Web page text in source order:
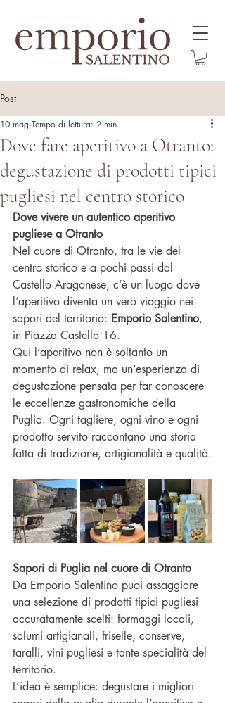
Post
Dove fare aperitivo a Otranto:
degustazione di prodotti tipici
pugliesi nel centro storico
10 mag Tempo di lettura: 2 min
Dove vivere un autentico aperitivo
pugliese a Otranto
Nel cuore di Otranto, tra le vie del
centro storico e a pochi passi dal
Castello Aragonese, c’è un luogo dove
l’aperitivo diventa un vero viaggio nei
sapori del territorio: Emporio Salentino,
in Piazza Castello 16.
Qui l’aperitivo non è soltanto un
momento di relax, ma un’esperienza di
degustazione pensata per far conoscere
le eccellenze gastronomiche della
Puglia. Ogni tagliere, ogni vino e ogni
prodotto servito raccontano una storia
fatta di tradizione, artigianalità e qualità.
Sapori di Puglia nel cuore di Otranto
Da Emporio Salentino puoi assaggiare
una selezione di prodotti tipici pugliesi
accuratamente scelti: formaggi locali,
salumi artigianali, friselle, conserve,
taralli, vini pugliesi e tante specialità del
territorio.
L’idea è semplice: degustare i migliori